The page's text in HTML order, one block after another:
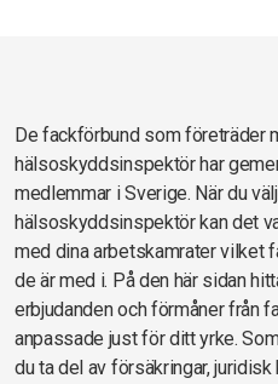
De fackförbund som företräder
hälsoskyddsinspektör har
medlemmar i Sverige. När du
hälsoskyddsinspektör kan det
med dina arbetskamrater vilket
de är med i. På den här sidan
erbjudanden och förmåner från
anpassade just för ditt yrke.
du ta del av försäkringar,